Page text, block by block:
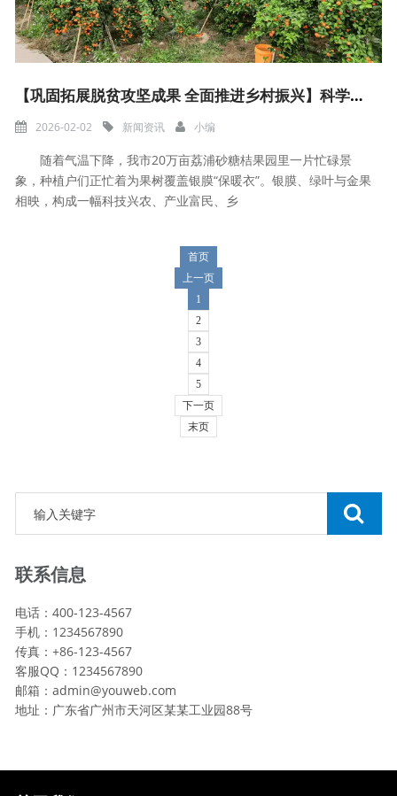
【巩固拓展脱贫攻坚成果 全面推进乡村振兴】科学防寒保质 20万亩荔浦砂糖桔穿上“保暖衣”
2026-02-02 新闻资讯 小编
随着气温下降，我市20万亩荔浦砂糖桔果园里一片忙碌景
象，种植户们正忙着为果树覆盖银膜“保暖衣”。银膜、绿叶与金果
相映，构成一幅科技兴农、产业富民、乡
首页
上一页
1
2
3
4
5
下一页
末页
联系信息
电话：400-123-4567
手机：1234567890
传真：+86-123-4567
客服QQ：1234567890
邮箱：admin@youweb.com
地址：广东省广州市天河区某某工业园88号